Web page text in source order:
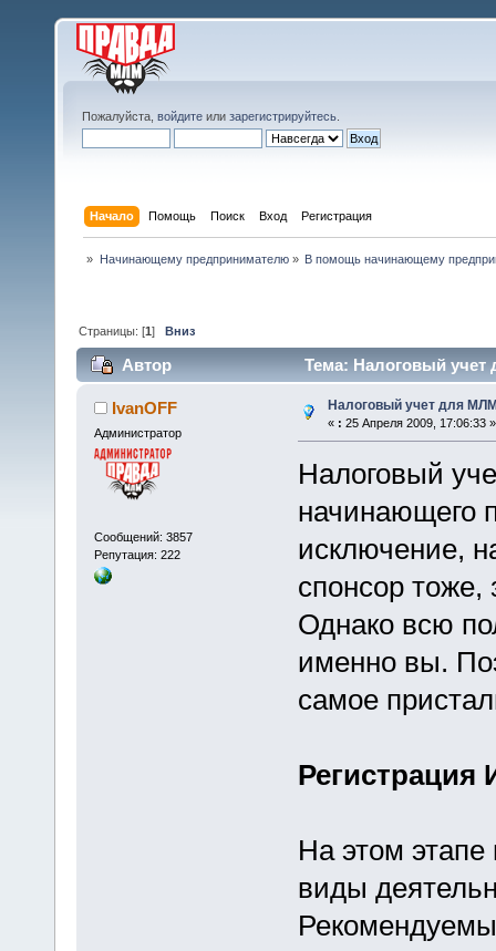
Пожалуйста, войдите или зарегистрируйтесь
Начало Помощь Поиск Вход Регистрация
» Начинающему предпринимателю» В помощь начинающему
Страницы: [1]Вниз
Автор Тема: Налоговый учет
IvanOFF
Администратор
Сообщений: 3857
Репутация: 222
Налоговый учет для
« : 25 Апреля 2009, 17:06:33 »
Налоговый
начинающего
исключение,
спонсор
Однако всю
именно вы.
самое
Регистрация
На этом
виды